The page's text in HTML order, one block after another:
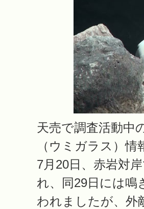
天売で調査活動中
（ウミガラス）情
7月20日、赤岩対
れ、同29日には鳴
われましたが、外